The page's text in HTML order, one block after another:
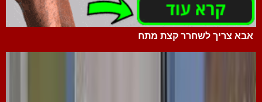
אבא צריך לשחרר קצת מתח